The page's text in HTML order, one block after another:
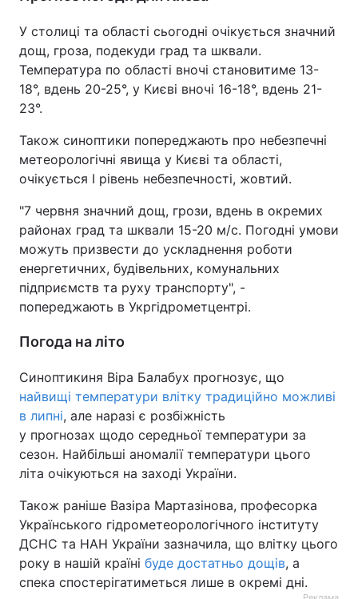
У столиці та області сьогодні очікується значний
дощ, гроза, подекуди град та шквали.
Температура по області вночі становитиме 13-
18°, вдень 20-25°, у Києві вночі 16-18°, вдень 21-
23°.
Також синоптики попереджають про небезпечні
метеорологічні явища у Києві та області,
очікується І рівень небезпечності, жовтий.
"7 червня значний дощ, грози, вдень в окремих
районах град та шквали 15-20 м/с. Погодні умови
можуть призвести до ускладнення роботи
енергетичних, будівельних, комунальних
підприємств та руху транспорту", -
попереджають в Укргідрометцентрі.
Погода на літо
Синоптикиня Віра Балабух прогнозує, що
найвищі температури влітку традиційно можливі
в липні, але наразі є розбіжність
у прогнозах щодо середньої температури за
сезон. Найбільші аномалії температури цього
літа очікуються на заході України.
Також раніше Вазіра Мартазінова, професорка
Українського гідрометеорологічного інституту
ДСНС та НАН України зазначила, що влітку цього
року в нашій країні буде достатньо дощів, а
спека спостерігатиметься лише в окремі дні.